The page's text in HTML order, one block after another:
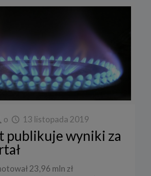
o 13 listopada 2019
publikuje wyniki za
23,96 mln zł